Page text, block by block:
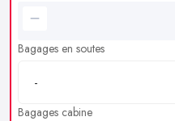
Bagages en soutes
Bagages cabine